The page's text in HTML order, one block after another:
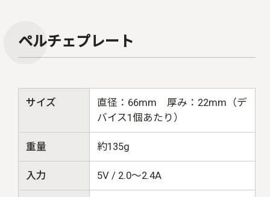
ペルチェプレート
サイズ
直径：66mm 厚み：22mm（デ
バイス1個あたり）
重量 約135g
入力 5V / 2.0～2.4A